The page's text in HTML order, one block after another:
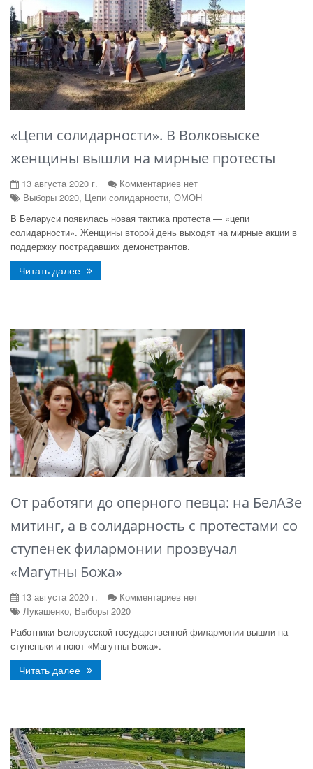
«Цепи солидарности». В Волковыске
женщины вышли на мирные протесты
13 августа 2020 г.
Комментариев нет
Выборы 2020, Цепи солидарности, ОМОН
В Беларуси появилась новая тактика протеста — «цепи
солидарности». Женщины второй день выходят на мирные акции в
поддержку пострадавших демонстрантов.
Читать далее
От работяги до оперного певца: на БелАЗе
митинг, а в солидарность с протестами со
ступенек филармонии прозвучал
«Магутны Божа»
13 августа 2020 г.
Комментариев нет
Лукашенко, Выборы 2020
Работники Белорусской государственной филармонии вышли на
ступеньки и поют «Магутны Божа».
Читать далее